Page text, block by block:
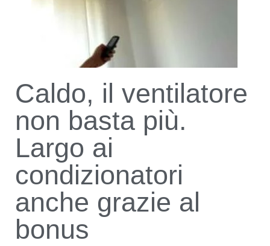
Caldo, il ventilatore
non basta più.
Largo ai
condizionatori
anche grazie al
bonus